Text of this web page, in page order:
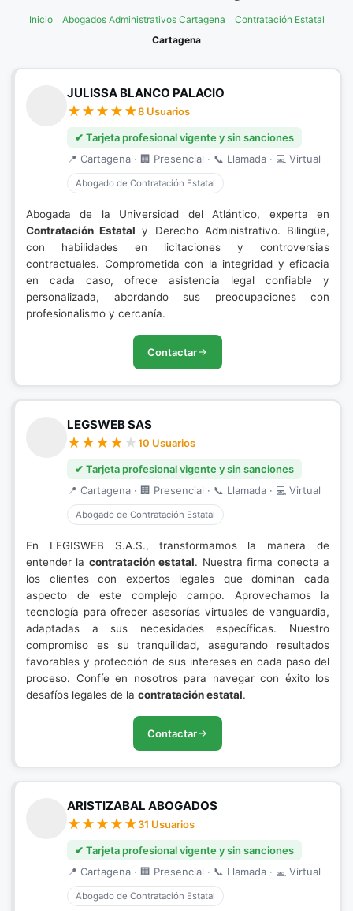
Inicio Abogados Administrativos Cartagena
Contratación Estatal
Cartagena
JULISSA BLANCO PALACIO
8 Usuarios
✔ Tarjeta profesional vigente y sin sanciones
📍 Cartagena · 🏢 Presencial · 📞 Llamada · 💻 Virtual
Abogado de Contratación Estatal
Abogada de la Universidad del Atlántico, experta en
Contratación Estatal y Derecho Administrativo. Bilingüe,
con habilidades en licitaciones y controversias
contractuales. Comprometida con la integridad y eficacia
en cada caso, ofrece asistencia legal confiable y
personalizada, abordando sus preocupaciones con
profesionalismo y cercanía.
Contactar
LEGSWEB SAS
10 Usuarios
✔ Tarjeta profesional vigente y sin sanciones
📍 Cartagena · 🏢 Presencial · 📞 Llamada · 💻 Virtual
Abogado de Contratación Estatal
En LEGISWEB S.A.S., transformamos la manera de
entender la contratación estatal. Nuestra firma conecta a
los clientes con expertos legales que dominan cada
aspecto de este complejo campo. Aprovechamos la
tecnología para ofrecer asesorías virtuales de vanguardia,
adaptadas a sus necesidades específicas. Nuestro
compromiso es su tranquilidad, asegurando resultados
favorables y protección de sus intereses en cada paso del
proceso. Confíe en nosotros para navegar con éxito los
desafíos legales de la contratación estatal.
Contactar
ARISTIZABAL ABOGADOS
31 Usuarios
✔ Tarjeta profesional vigente y sin sanciones
📍 Cartagena · 🏢 Presencial · 📞 Llamada · 💻 Virtual
Abogado de Contratación Estatal